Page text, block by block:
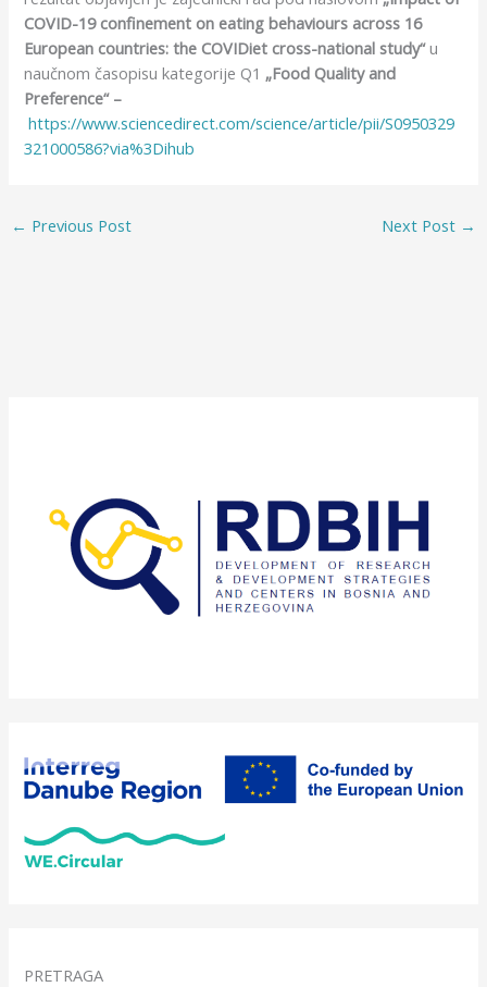
COVID-19 confinement on eating behaviours across 16
European countries: the COVIDiet cross-national study“u
naučnom časopisu kategorije Q1 „Food Quality and
Preference“ –
https://www.sciencedirect.com/science/article/pii/S0950329
321000586?via%3Dihub
← Previous Post Next Post →
PRETRAGA